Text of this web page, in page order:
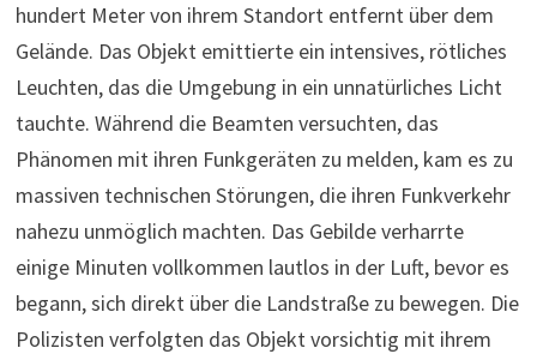
hundert Meter von ihrem Standort entfernt über dem
Gelände. Das Objekt emittierte ein intensives, rötliches
Leuchten, das die Umgebung in ein unnatürliches Licht
tauchte. Während die Beamten versuchten, das
Phänomen mit ihren Funkgeräten zu melden, kam es zu
massiven technischen Störungen, die ihren Funkverkehr
nahezu unmöglich machten. Das Gebilde verharrte
einige Minuten vollkommen lautlos in der Luft, bevor es
begann, sich direkt über die Landstraße zu bewegen. Die
Polizisten verfolgten das Objekt vorsichtig mit ihrem